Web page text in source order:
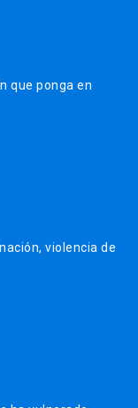
que ponga en
violencia de